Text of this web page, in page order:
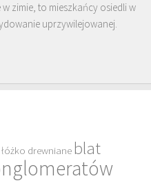
zimie, to mieszkańcy osiedli w
uprzywilejowanej.
łóżko drewniane blat